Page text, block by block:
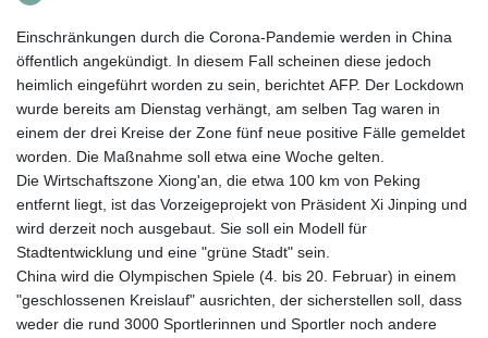
Einschränkungen durch die Corona-Pandemie werden in China
öffentlich angekündigt. In diesem Fall scheinen diese jedoch
heimlich eingeführt worden zu sein, berichtet AFP. Der Lockdown
wurde bereits am Dienstag verhängt, am selben Tag waren in
einem der drei Kreise der Zone fünf neue positive Fälle gemeldet
worden. Die Maßnahme soll etwa eine Woche gelten.
Die Wirtschaftszone Xiong'an, die etwa 100 km von Peking
entfernt liegt, ist das Vorzeigeprojekt von Präsident Xi Jinping und
wird derzeit noch ausgebaut. Sie soll ein Modell für
Stadtentwicklung und eine "grüne Stadt" sein.
China wird die Olympischen Spiele (4. bis 20. Februar) in einem
"geschlossenen Kreislauf" ausrichten, der sicherstellen soll, dass
weder die rund 3000 Sportlerinnen und Sportler noch andere